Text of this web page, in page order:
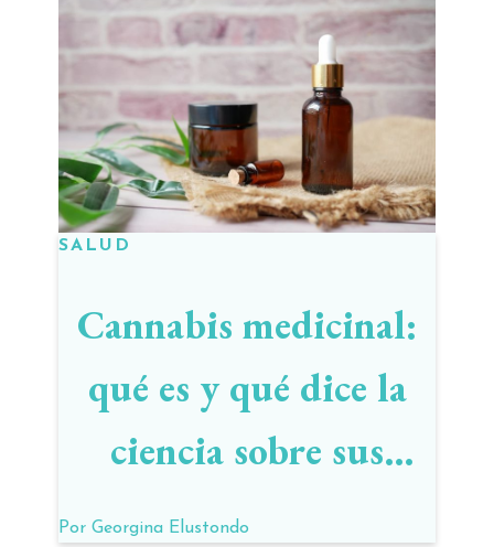
SALUD
Cannabis medicinal:
qué es y qué dice la
ciencia sobre sus
beneficios hoy
Por Georgina Elustondo